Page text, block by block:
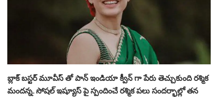
బ్లాక్ బస్టర్ మూవీస్ తో పాన్ ఇండియా క్వీన్ గా పేరు తెచ్చుకుంది రశ్మిక
మందన్న. సోషల్ ఇష్యూస్ పై స్పందించే రశ్మిక పలు సందర్భాల్లో తన